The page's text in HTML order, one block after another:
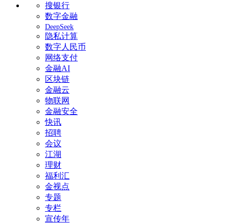
搜银行
数字金融
DeepSeek
隐私计算
数字人民币
网络支付
金融AI
区块链
金融云
物联网
金融安全
快讯
招聘
会议
江湖
理财
福利汇
金视点
专题
专栏
宣传年